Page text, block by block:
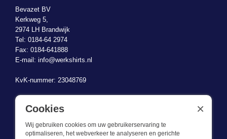
Bevazet BV
Kerkweg 5,
2974 LH Brandwijk
Tel: 0184-64 2974
Fax: 0184-641888
E-mail: info@werkshirts.nl
KvK-nummer: 23048769
BTW-identificatienummer: NL823470787B01
Cookies
Wij gebruiken cookies om uw gebruikerservaring te
optimaliseren, het webverkeer te analyseren en gerichte
×